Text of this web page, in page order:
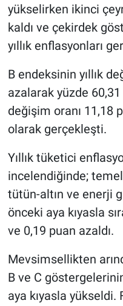
yükselirken ikinci
kaldı ve çekirdek
yıllık enflasyonları
B endeksinin yıllık
azalarak yüzde 60,31
değişim oranı 11,18
olarak gerçekleşti.
Yıllık tüketici
incelendiğinde;
tütün-altın ve enerji
önceki aya kıyasla
ve 0,19 puan azaldı.
Mevsimsellikten
B ve C
aya kıyasla yükseldi.